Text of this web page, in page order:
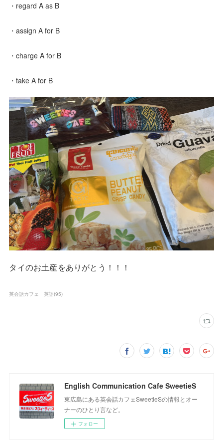
・regard A as B
・assign A for B
・charge A for B
・take A for B
タイのお土産をありがとう！！！
英会話カフェ 英語(95)
English Communication Cafe SweetieS
東広島にある英会話カフェSweetieSの情報とオー
ナーのひとり言など。
フォロー